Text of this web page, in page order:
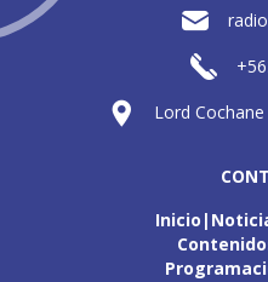
Lord
Inicio